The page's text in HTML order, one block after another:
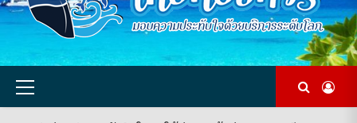
ท็อป
ทัวร์
Primary